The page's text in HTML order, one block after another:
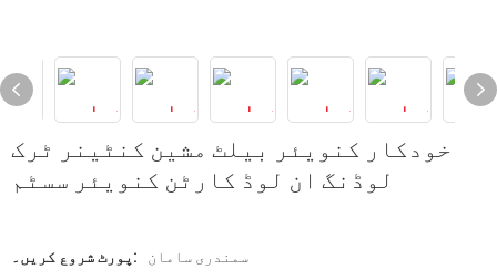
خودکار کنویئر بیلٹ مشین کنٹینر ٹرک
لوڈنگ ان لوڈ کارٹن کنویئر سسٹم
پورٹ شروع کریں۔: سمندری سامان